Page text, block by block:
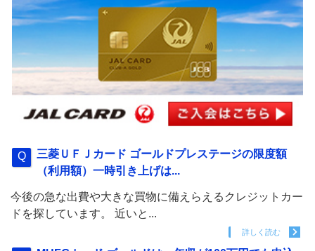
三菱ＵＦＪカード ゴールドプレステージの限度額
（利用額）一時引き上げは...
今後の急な出費や大きな買物に備えらえるクレジットカー
ドを探しています。 近いと...
詳しく読む